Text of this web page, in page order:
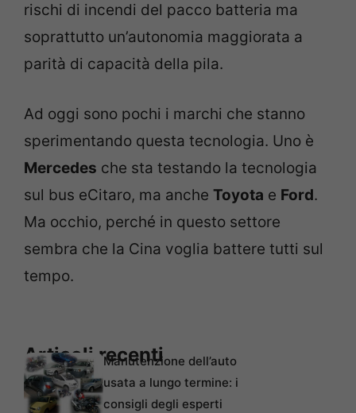
rischi di incendi del pacco batteria ma
soprattutto un’autonomia maggiorata a
parità di capacità della pila.
Ad oggi sono pochi i marchi che stanno
sperimentando questa tecnologia. Uno è
Mercedes che sta testando la tecnologia
sul bus eCitaro, ma anche Toyota e Ford.
Ma occhio, perché in questo settore
sembra che la Cina voglia battere tutti sul
tempo.
Articoli recentiManutenzione dell’auto
usata a lungo termine: i
consigli degli esperti